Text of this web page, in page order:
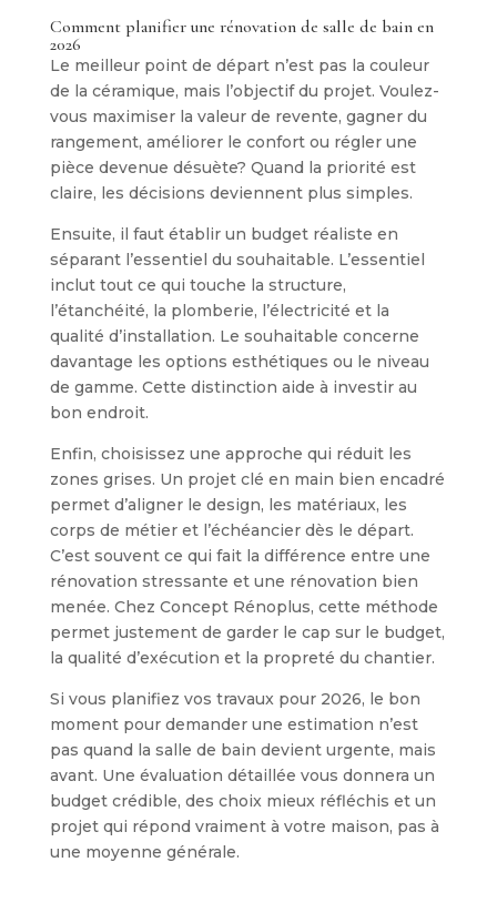
Comment planifier une rénovation de salle de bain en
2026
Le meilleur point de départ n’est pas la couleur
de la céramique, mais l’objectif du projet. Voulez-
vous maximiser la valeur de revente, gagner du
rangement, améliorer le confort ou régler une
pièce devenue désuète? Quand la priorité est
claire, les décisions deviennent plus simples.
Ensuite, il faut établir un budget réaliste en
séparant l’essentiel du souhaitable. L’essentiel
inclut tout ce qui touche la structure,
l’étanchéité, la plomberie, l’électricité et la
qualité d’installation. Le souhaitable concerne
davantage les options esthétiques ou le niveau
de gamme. Cette distinction aide à investir au
bon endroit.
Enfin, choisissez une approche qui réduit les
zones grises. Un projet clé en main bien encadré
permet d’aligner le design, les matériaux, les
corps de métier et l’échéancier dès le départ.
C’est souvent ce qui fait la différence entre une
rénovation stressante et une rénovation bien
menée. Chez Concept Rénoplus, cette méthode
permet justement de garder le cap sur le budget,
la qualité d’exécution et la propreté du chantier.
Si vous planifiez vos travaux pour 2026, le bon
moment pour demander une estimation n’est
pas quand la salle de bain devient urgente, mais
avant. Une évaluation détaillée vous donnera un
budget crédible, des choix mieux réfléchis et un
projet qui répond vraiment à votre maison, pas à
une moyenne générale.